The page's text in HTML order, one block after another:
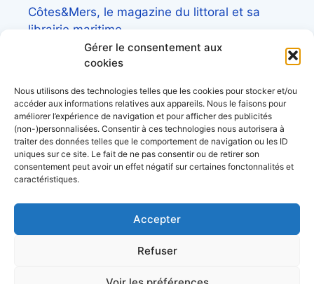
Gérer le consentement aux
cookies
Nous utilisons des technologies telles que les cookies pour stocker et/ou
accéder aux informations relatives aux appareils. Nous le faisons pour
améliorer l’expérience de navigation et pour afficher des publicités
(non-)personnalisées. Consentir à ces technologies nous autorisera à
traiter des données telles que le comportement de navigation ou les ID
uniques sur ce site. Le fait de ne pas consentir ou de retirer son
consentement peut avoir un effet négatif sur certaines fonctonnalités et
caractéristiques.
Accepter
Refuser
Côtes&Mers, le magazine du littoral et sa
librairie maritime
Mers&Montagnes, Equipement outdoor pour
le trek et le raid nautique
BoatingAds, le site d’annonces bateaux
européen
Stock images by
datos personales